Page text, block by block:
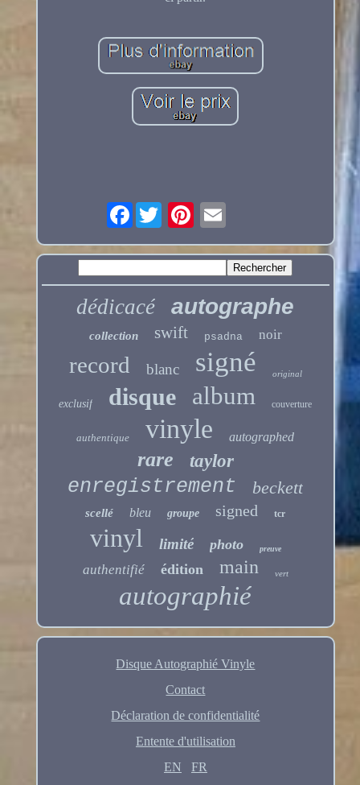
Facebook
dédicacé autographe
collection swift psadna noir
record blanc signé original
exclusif disque album couverture
authentique vinyle autographed
rare taylor
enregistrement beckett
scellé bleu groupe signed tcr
vinyl limité photo preuve
authentifié édition main vert
autographié
Disque Autographié Vinyle
Contact
Déclaration de confidentialité
Entente d'utilisation
EN
FR